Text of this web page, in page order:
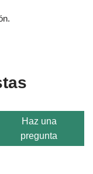
Haz una
pregunta